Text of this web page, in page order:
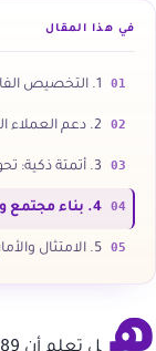
في هذا المقال
01 1. التخصيص الفائق: محادثات فردية تبني الولاء
02 2. دعم العملاء الفوري: حلول سريعة في متناول اليد
03 3. أتمتة ذكية: تحويل المهام الروتينية إلى فرص مبيعات
04 4. بناء مجتمع وولاء: فرصة لتجاوز التوقعات
05 5. الامتثال والأمان: ثقة بلا حدود